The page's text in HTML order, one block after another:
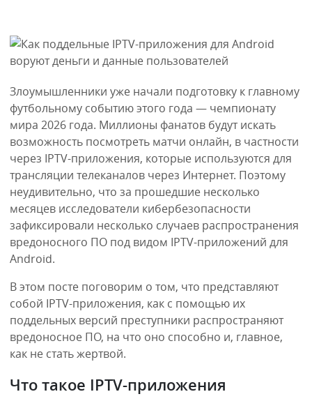
Злоумышленники уже начали подготовку к главному
футбольному событию этого года — чемпионату
мира 2026 года. Миллионы фанатов будут искать
возможность посмотреть матчи онлайн, в частности
через IPTV-приложения, которые используются для
трансляции телеканалов через Интернет. Поэтому
неудивительно, что за прошедшие несколько
месяцев исследователи кибербезопасности
зафиксировали несколько случаев распространения
вредоносного ПО под видом IPTV-приложений для
Android.
В этом посте поговорим о том, что представляют
собой IPTV-приложения, как с помощью их
поддельных версий преступники распространяют
вредоносное ПО, на что оно способно и, главное,
как не стать жертвой.
Что такое IPTV-приложения